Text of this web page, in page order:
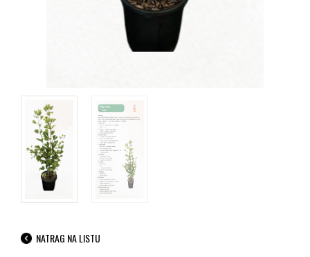
NATRAG NA LISTU